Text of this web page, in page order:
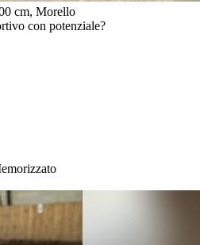
cm, Morello
con potenziale?